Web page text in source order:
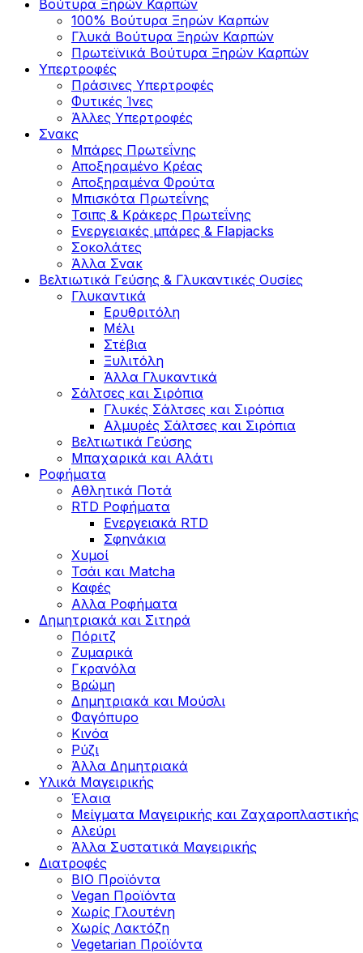
Βούτυρα Ξηρών Καρπών
100% Βούτυρα Ξηρών Καρπών
Γλυκά Βούτυρα Ξηρών Καρπών
Πρωτεϊνικά Βούτυρα Ξηρών Καρπών
Υπερτροφές
Πράσινες Υπερτροφές
Φυτικές Ίνες
Άλλες Υπερτροφές
Σνακς
Μπάρες Πρωτεΐνης
Αποξηραμένο Κρέας
Αποξηραμένα Φρούτα
Μπισκότα Πρωτεΐνης
Τσιπς & Kράκερς Πρωτεΐνης
Ενεργειακές μπάρες & Flapjacks
Σοκολάτες
Άλλα Σνακ
Βελτιωτικά Γεύσης & Γλυκαντικές Ουσίες
Γλυκαντικά
Ερυθριτόλη
Μέλι
Στέβια
Ξυλιτόλη
Άλλα Γλυκαντικά
Σάλτσες και Σιρόπια
Γλυκές Σάλτσες και Σιρόπια
Αλμυρές Σάλτσες και Σιρόπια
Bελτιωτικά Γεύσης
Μπαχαρικά και Αλάτι
Ροφήματα
Αθλητικά Ποτά
RTD Ροφήματα
Ενεργειακά RTD
Σφηνάκια
Χυμοί
Τσάι και Matcha
Καφές
Αλλα Ροφήματα
Δημητριακά και Σιτηρά
Πόριτζ
Ζυμαρικά
Γκρανόλα
Βρώμη
Δημητριακά και Μούσλι
Φαγόπυρο
Κινόα
Ρύζι
Άλλα Δημητριακά
Υλικά Μαγειρικής
Έλαια
Μείγματα Μαγειρικής και Ζαχαροπλαστικής
Αλεύρι
Άλλα Συστατικά Μαγειρικής
Διατροφές
BIO Προϊόντα
Vegan Προϊόντα
Χωρίς Γλουτένη
Χωρίς Λακτόζη
Vegetarian Προϊόντα